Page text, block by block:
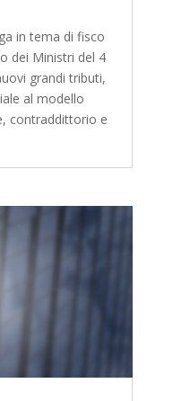
in tema di fisco
dei Ministri del 4
grandi tributi,
al modello
contraddittorio e